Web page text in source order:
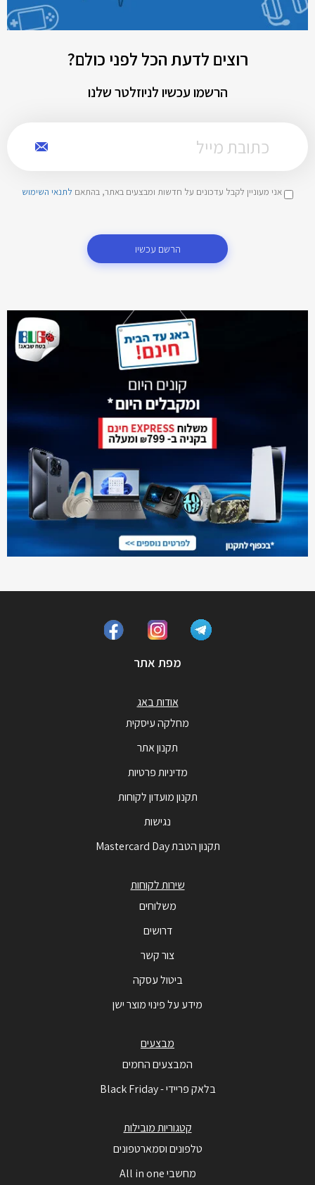
רוצים לדעת הכל לפני כולם?
הרשמו עכשיו לניוזלטר שלנו
אני מעוניין לקבל עדכונים על חדשות ומבצעים באתר, בהתאם לתנאי השימוש
הרשם עכשיו
מפת אתר
אודות באג
מחלקה עיסקית
תקנון אתר
מדיניות פרטיות
תקנון מועדון לקוחות
נגישות
תקנון הטבת Mastercard Day
שירות לקוחות
משלוחים
דרושים
צור קשר
ביטול עסקה
מידע על פינוי מוצר ישן
מבצעים
המבצעים החמים
בלאק פריידי - Black Friday
קטגוריות מובילות
טלפונים וסמארטפונים
מחשבי All in one